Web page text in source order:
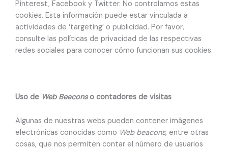
Pinterest, Facebook y Twitter. No controlamos estas
cookies. Esta información puede estar vinculada a
actividades de ‘targeting’ o publicidad. Por favor,
consulte las políticas de privacidad de las respectivas
redes sociales para conocer cómo funcionan sus cookies.
Uso de Web Beaconso contadores de visitas
Algunas de nuestras webs pueden contener imágenes
electrónicas conocidas como Web beacons, entre otras
cosas, que nos permiten contar el número de usuarios